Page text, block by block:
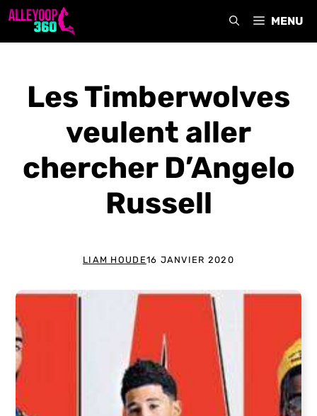
Aller
MENU
Les Timberwolves
veulent aller
chercher D’Angelo
Russell
LIAM HOUDE16 JANVIER 2020